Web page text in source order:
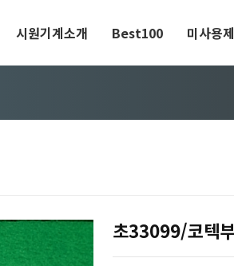
시원기계소개 Best100 미사용
초33099/코텍